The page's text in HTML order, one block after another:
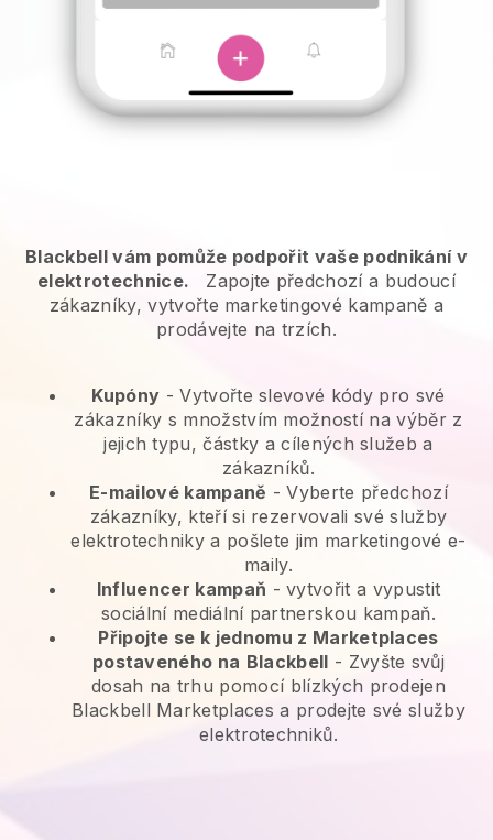
Blackbell vám pomůže podpořit vaše podnikání v
elektrotechnice.
Zapojte předchozí a budoucí
zákazníky, vytvořte marketingové kampaně a
prodávejte na trzích.
Kupóny - Vytvořte slevové kódy pro své
zákazníky s množstvím možností na výběr z
jejich typu, částky a cílených služeb a
zákazníků.
E-mailové kampaně -Vyberte předchozí
zákazníky, kteří si rezervovali své služby
elektrotechniky a pošlete jim marketingové e-
maily.
Influencer kampaň - vytvořit a vypustit
sociální mediální partnerskou kampaň.
Připojte se k jednomu z Marketplaces
postaveného na Blackbell - Zvyšte svůj
dosah na trhu pomocí blízkých prodejen
Blackbell Marketplaces a prodejte své služby
elektrotechniků.